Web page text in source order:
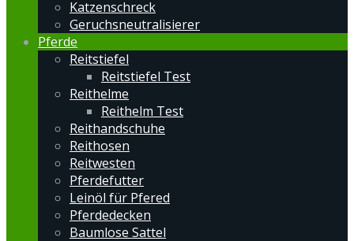
Katzenschreck
Geruchsneutralisierer
Pferde
Reitstiefel
Reitstiefel Test
Reithelme
Reithelm Test
Reithandschuhe
Reithosen
Reitwesten
Pferdefutter
Leinöl für Pfered
Pferdedecken
Baumlose Sattel